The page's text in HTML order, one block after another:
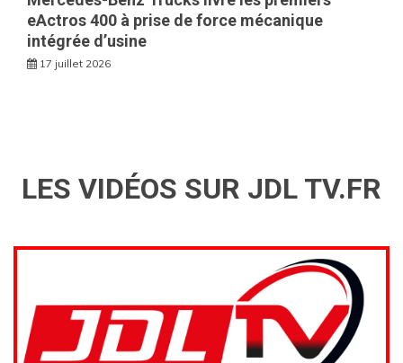
eActros 400 à prise de force mécanique
intégrée d’usine
17 juillet 2026
LES VIDÉOS SUR JDL TV.FR